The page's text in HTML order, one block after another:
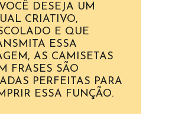
DESEJA UM
CRIATIVO,
E QUE
ESSA
AS CAMISETAS
FRASES SÃO
PERFEITAS PARA
ESSA FUNÇÃO.